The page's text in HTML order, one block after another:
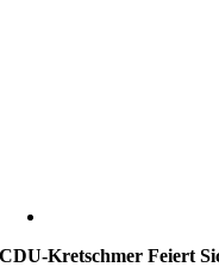
CDU-Kretschmer Feiert